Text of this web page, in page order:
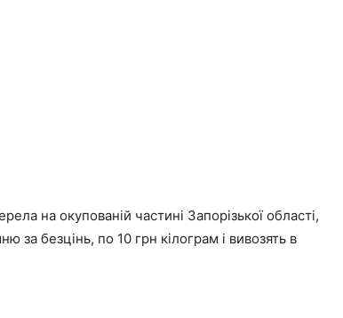
на окупованій частині Запорізької області,
за безцінь, по 10 грн кілограм і вивозять в